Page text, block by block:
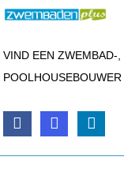
VIND EEN ZWEMBAD-